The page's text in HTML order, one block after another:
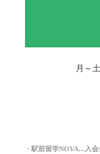
月～
・駅前留学NOVA...入